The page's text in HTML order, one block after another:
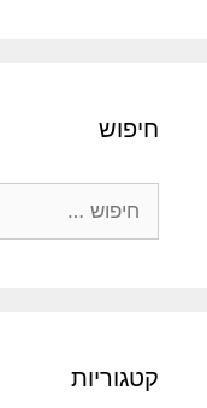
חיפוש
קטגוריות